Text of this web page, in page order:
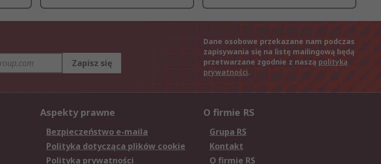
Zapisz się
Dane osobowe przekazane nam podczas
zapisywania się na listę mailingową będą
przetwarzane zgodnie z naszą polityką
prywatności.
Aspekty prawne
Bezpieczeństwo e-maila
Polityka dotycząca plików cookie
Polityka prywatności
O firmie RS
Grupa RS
Kontakt
O firmie RS